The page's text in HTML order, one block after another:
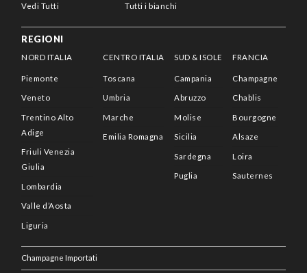
Vedi Tutti Tutti i bianchi
REGIONI
NORD ITALIA
Piemonte
Veneto
Trentino Alto
Adige
Friuli Venezia
Giulia
Lombardia
Valle d’Aosta
Liguria
CENTRO ITALIA
Toscana
Umbria
Marche
Emilia Romagna
SUD & ISOLE
Campania
Abruzzo
Molise
Sicilia
Sardegna
Puglia
FRANCIA
Champagne
Chablis
Bourgogne
Alsaze
Loira
Sauternes
Champagne Importati